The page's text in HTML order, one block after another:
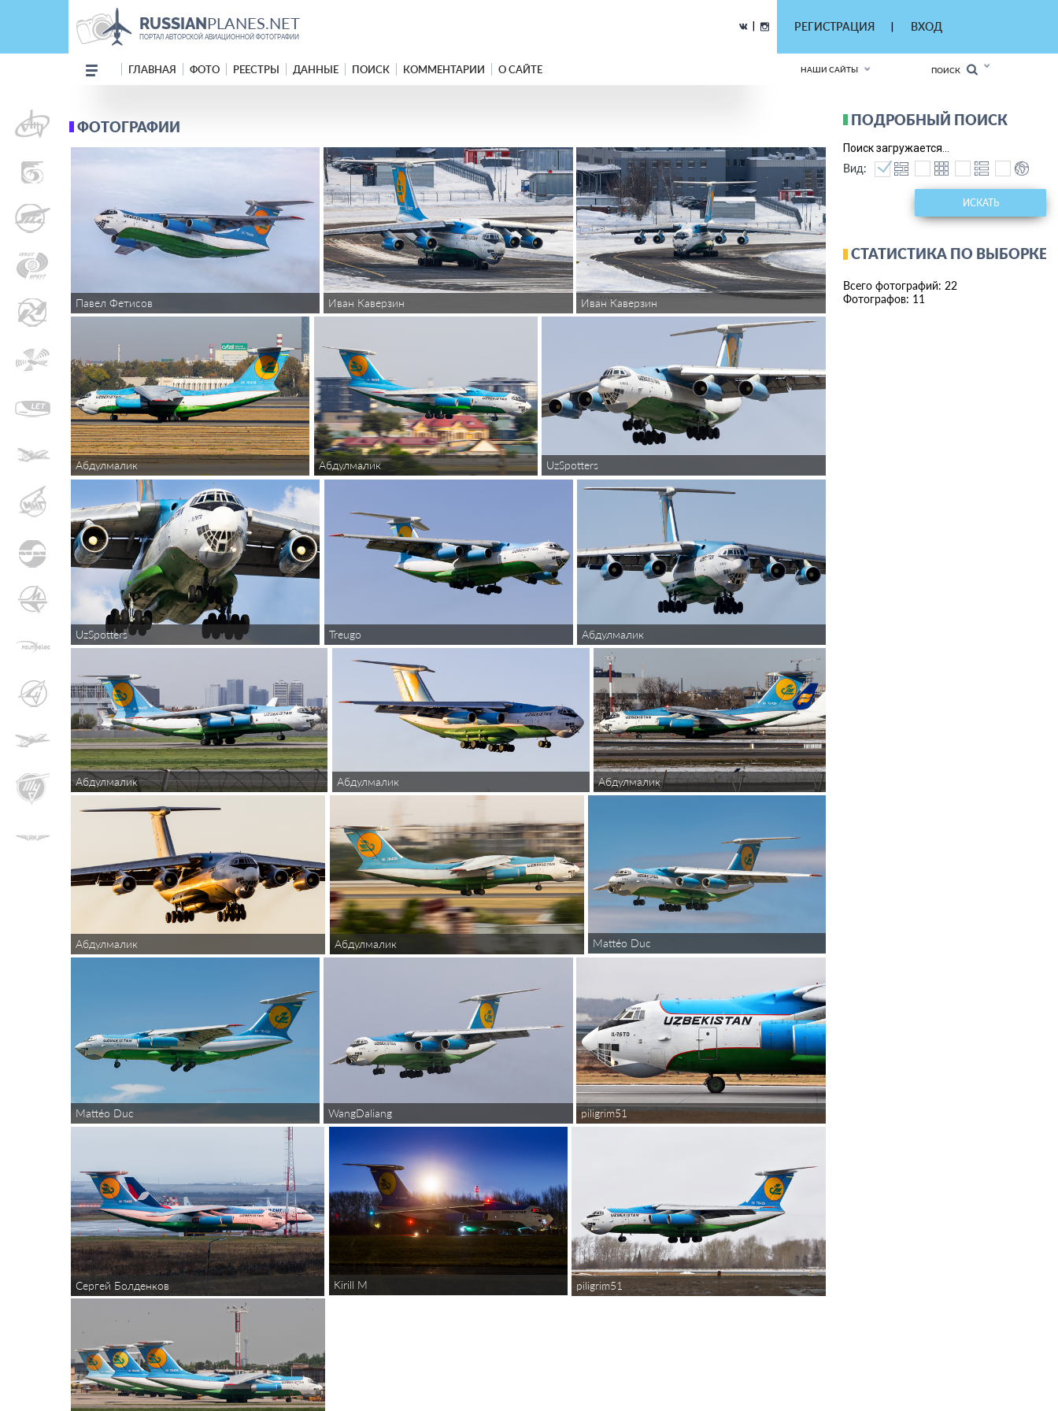
RUSSIANPLANES.NET
ПОРТАЛ АВТОРСКОЙ АВИАЦИОННОЙ ФОТОГРАФИИ
РЕГИСТРАЦИЯ ВХОД
ГЛАВНАЯ ФОТО РЕЕСТРЫ ДАННЫЕ ПОИСК КОММЕНТАРИИ О САЙТЕ НАШИ САЙТЫ ПОИСК
ФОТОГРАФИИ
Павел Фетисов Иван Каверзин Иван Каверзин
Абдулмалик Абдулмалик UzSpotters
UzSpotters Treugo Абдулмалик
Абдулмалик Абдулмалик Абдулмалик
Абдулмалик Абдулмалик Mattéo Duc
Mattéo Duc WangDaliang piligrim51
Сергей Болденков Kirill M piligrim51
ПОДРОБНЫЙ ПОИСК
Поиск загружается...
Вид:
ИСКАТЬ
СТАТИСТИКА ПО ВЫБОРКЕ
Всего фотографий: 22
Фотографов: 11